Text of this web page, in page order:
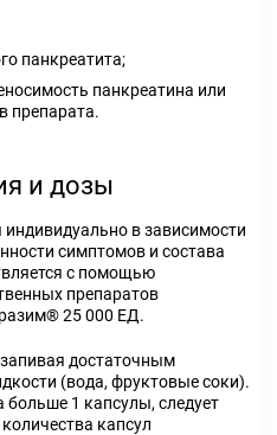
панкреатита;
панкреатина или
препарата.
и дозы
в зависимости
симптомов и состава
с помощью
препаратов
25 000 ЕД.
достаточным
(вода, фруктовые соки).
больше 1 капсулы, следует
капсул